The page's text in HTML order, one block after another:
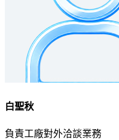
白聖秋
負責工廠對外洽談業務